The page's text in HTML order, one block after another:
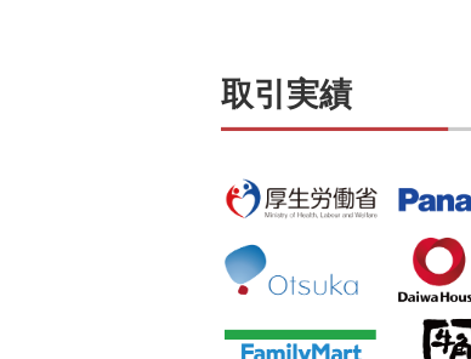
取引実績